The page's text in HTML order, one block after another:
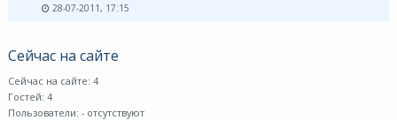
28-07-2011, 17:15
Сейчас на сайте
Сейчас на сайте: 4
Гостей: 4
Пользователи: - отсутствуют